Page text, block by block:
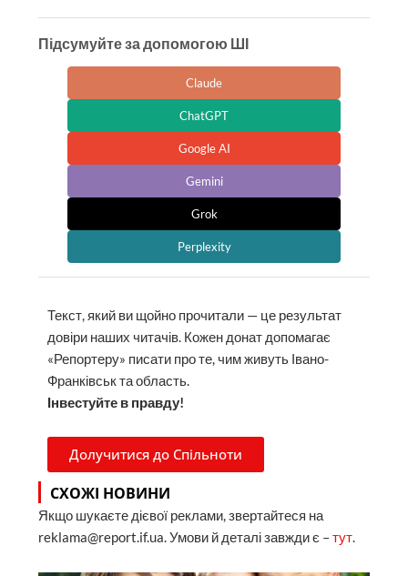
Підсумуйте за допомогою ШІ
Claude
ChatGPT
Google AI
Gemini
Grok
Perplexity
Текст, який ви щойно прочитали — це результат
довіри наших читачів. Кожен донат допомагає
«Репортеру» писати про те, чим живуть Івано-
Франківськ та область.
Інвестуйте в правду!
Долучитися до Спільноти
СХОЖІ НОВИНИ
Якщо шукаєте дієвої реклами, звертайтеся на
reklama@report.if.ua. Умови й деталі завжди є –тут.